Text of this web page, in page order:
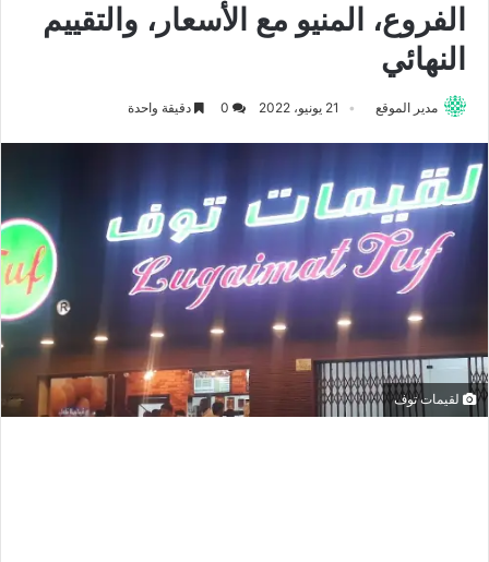
الفروع، المنيو مع الأسعار، والتقييم
النهائي
مدير الموقع 21 يونيو، 2022 دقيقة واحدة
لقيمات توف